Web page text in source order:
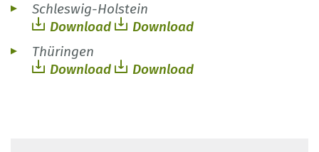
Schleswig-Holstein
Download
Download
Thüringen
Download
Download